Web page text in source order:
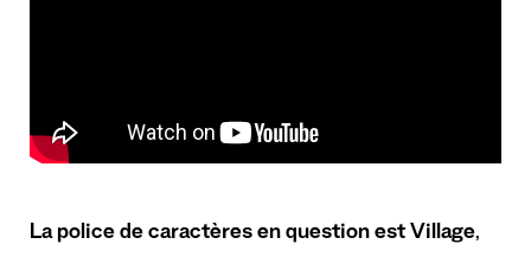
La police de caractères en question est Village,